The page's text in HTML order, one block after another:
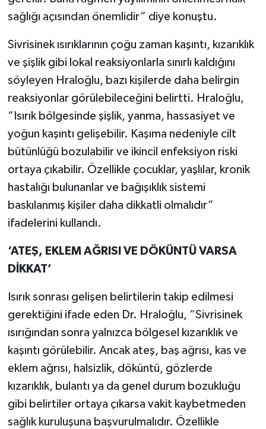
sağlığı açısından önemlidir” diye konuştu.
Sivrisinek ısırıklarının çoğu zaman kaşıntı, kızarıklık
ve şişlik gibi lokal reaksiyonlarla sınırlı kaldığını
söyleyen Hraloğlu, bazı kişilerde daha belirgin
reaksiyonlar görülebileceğini belirtti. Hraloğlu,
“Isırık bölgesinde şişlik, yanma, hassasiyet ve
yoğun kaşıntı gelişebilir. Kaşıma nedeniyle cilt
bütünlüğü bozulabilir ve ikincil enfeksiyon riski
ortaya çıkabilir. Özellikle çocuklar, yaşlılar, kronik
hastalığı bulunanlar ve bağışıklık sistemi
baskılanmış kişiler daha dikkatli olmalıdır”
ifadelerini kullandı.
‘ATEŞ, EKLEM AĞRISI VE DÖKÜNTÜ VARSA
DİKKAT’
Isırık sonrası gelişen belirtilerin takip edilmesi
gerektiğini ifade eden Dr. Hraloğlu, “Sivrisinek
ısırığından sonra yalnızca bölgesel kızarıklık ve
kaşıntı görülebilir. Ancak ateş, baş ağrısı, kas ve
eklem ağrısı, halsizlik, döküntü, gözlerde
kızarıklık, bulantı ya da genel durum bozukluğu
gibi belirtiler ortaya çıkarsa vakit kaybetmeden
sağlık kuruluşuna başvurulmalıdır. Özellikle